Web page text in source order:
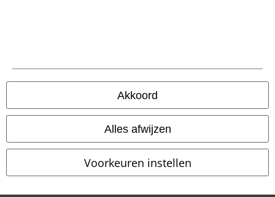
Akkoord
Alles afwijzen
Voorkeuren instellen
Alle prijzen incl.wettelijke BTW
© 1986-2026 Large Popmerchandising B.V.
Onze online shops